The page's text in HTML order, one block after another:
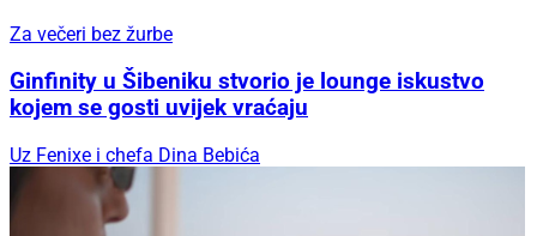
Za večeri bez žurbe
Ginfinity u Šibeniku stvorio je lounge iskustvo
kojem se gosti uvijek vraćaju
Uz Fenixe i chefa Dina Bebića